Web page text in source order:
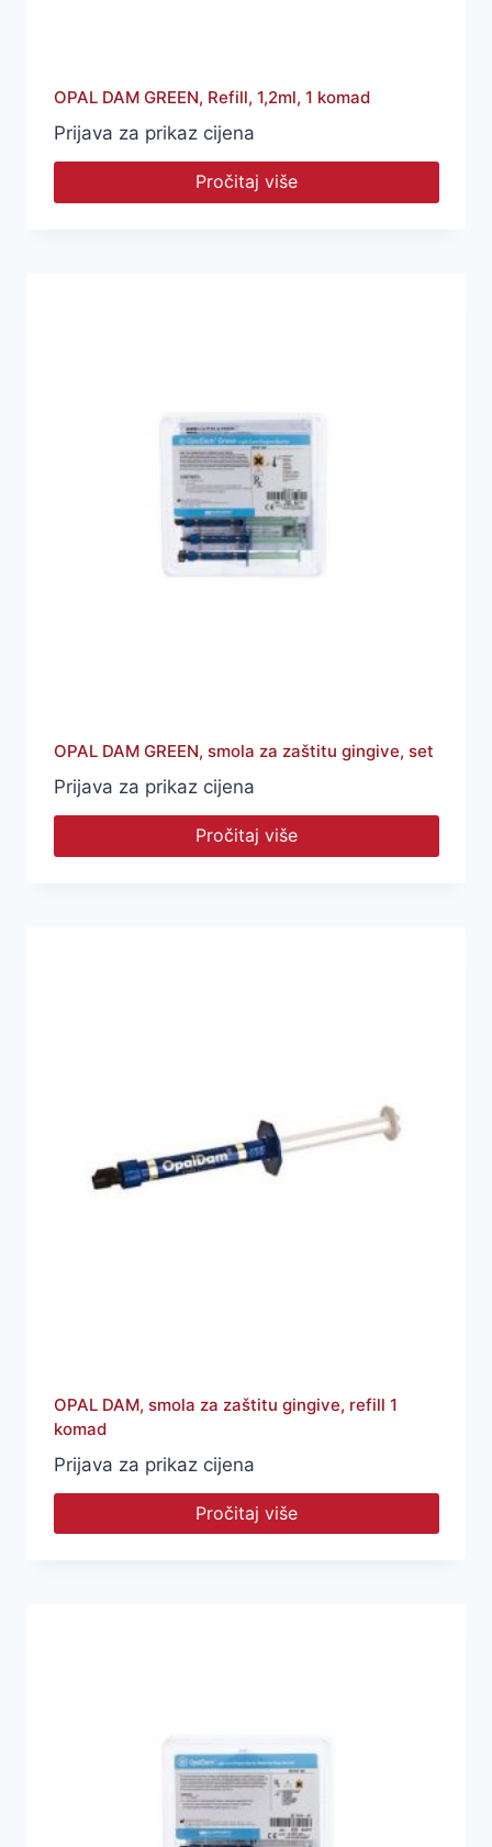
OPAL DAM GREEN, Refill, 1,2ml, 1 komad
Prijava za prikaz cijena
Pročitaj više
OPAL DAM GREEN, smola za zaštitu gingive, set
Prijava za prikaz cijena
Pročitaj više
OPAL DAM, smola za zaštitu gingive, refill 1
komad
Prijava za prikaz cijena
Pročitaj više